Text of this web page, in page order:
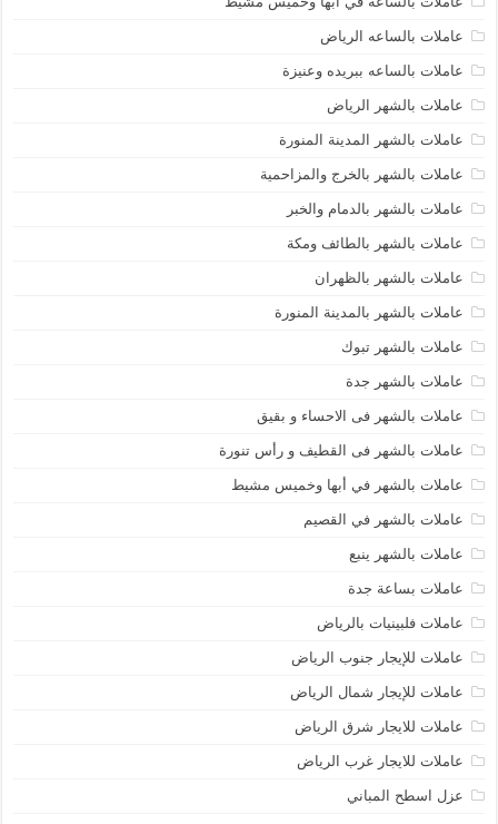
عاملات بالساعه الرياض
عاملات بالساعه ببريده وعنيزة
عاملات بالشهر الرياض
عاملات بالشهر المدينة المنورة
عاملات بالشهر بالخرج والمزاحمية
عاملات بالشهر بالدمام والخبر
عاملات بالشهر بالطائف ومكة
عاملات بالشهر بالظهران
عاملات بالشهر بالمدينة المنورة
عاملات بالشهر تبوك
عاملات بالشهر جدة
عاملات بالشهر فى الاحساء و بقيق
عاملات بالشهر فى القطيف و رأس تنورة
عاملات بالشهر في أبها وخميس مشيط
عاملات بالشهر في القصيم
عاملات بالشهر ينبع
عاملات بساعة جدة
عاملات فلبينيات بالرياض
عاملات للإيجار جنوب الرياض
عاملات للإيجار شمال الرياض
عاملات للايجار شرق الرياض
عاملات للايجار غرب الرياض
عزل اسطح المباني